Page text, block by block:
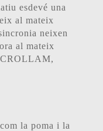
esdevé una
al mateix
neixen
al mateix
la poma i la